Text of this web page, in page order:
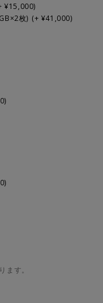
¥15,000)
枚) (+ ¥41,000)
ます。